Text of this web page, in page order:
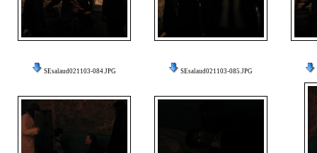
SEsalaud021103-084.JPG SEsalaud021103-085.JPG